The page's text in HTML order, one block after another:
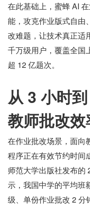
在此基础上，蜜蜂 AI
能，攻克作业版式自由
改难题，让技术真正适
千万级用户，覆盖全国
超 12 亿题次。
从 3 小时
教师批改
在作业批改场景，面向
程序正在有效节约时间
师范大学出版社发布的
示，我国中学的平均班
级、单份作业批改 2 分